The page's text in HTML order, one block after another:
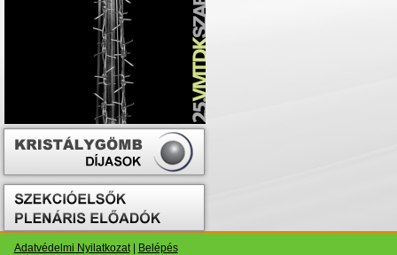
Adatvédelmi Nyilatkozat|
Belépés